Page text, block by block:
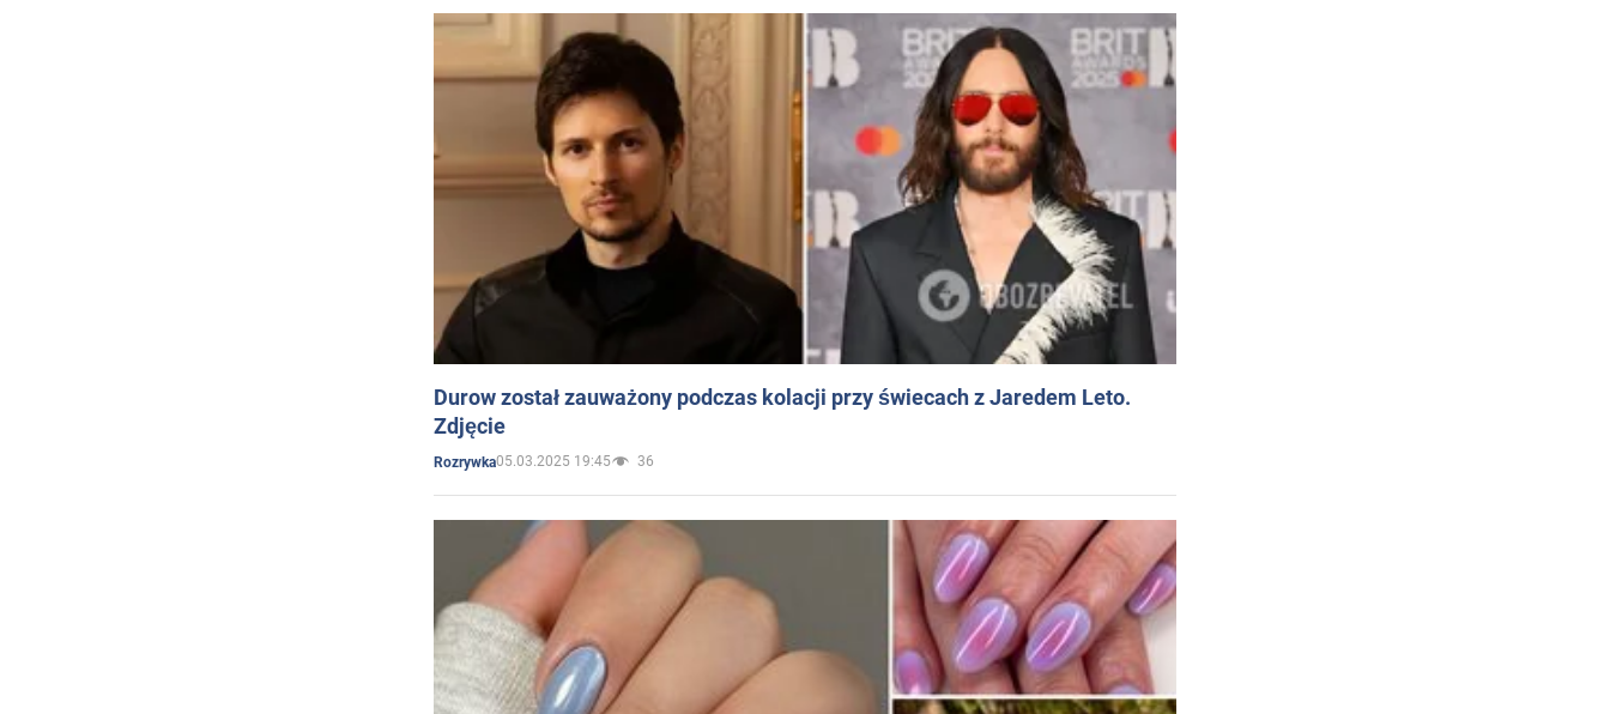
Durow został zauważony podczas kolacji przy świecach z Jaredem Leto.
Zdjęcie
Rozrywka05.03.2025 19:45 36